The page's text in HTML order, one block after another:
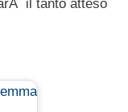
il tanto atteso